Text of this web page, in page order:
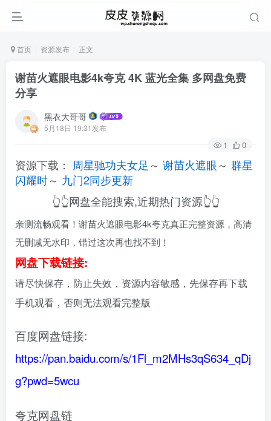
首页 资源发布 正文
谢苗火遮眼电影4k夸克 4K 蓝光全集 多网盘免费
分享
黑衣大哥哥
5月18日 19:31发布
1 0
资源下载： 周星驰功夫女足 ～ 谢苗火遮眼～ 群星
闪耀时～ 九门2同步更新
👆👆网盘全能搜索,近期热门资源👆👆
亲测流畅观看！谢苗火遮眼电影4k夸克真正完整资源，高清
无删减无水印，错过这次再也找不到！
网盘下载链接:
请尽快保存，防止失效，资源内容敏感，先保存再下载
手机观看，否则无法观看完整版
百度网盘链接:
https://pan.baidu.com/s/1Fl_m2MHs3qS634_qDj
g?pwd=5wcu
夸克网盘链